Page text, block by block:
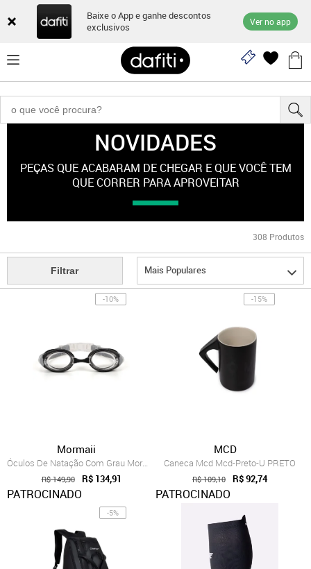
Baixe o App e ganhe descontos
exclusivos
Ver no app
NOVIDADES
PEÇAS QUE ACABARAM DE CHEGAR E QUE VOCÊ TEM
QUE CORRER PARA APROVEITAR
308 Produtos
Filtrar Mais Populares
-10%
Mormaii
Óculos De Natação Com Grau Mormaii Optic...
R$ 149,90 R$ 134,91
PATROCINADO
-15%
MCD
Caneca Mcd Mcd-Preto-U PRETO
R$ 109,10 R$ 92,74
PATROCINADO
-5%